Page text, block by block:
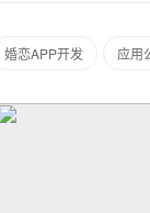
婚恋APP开发 应用